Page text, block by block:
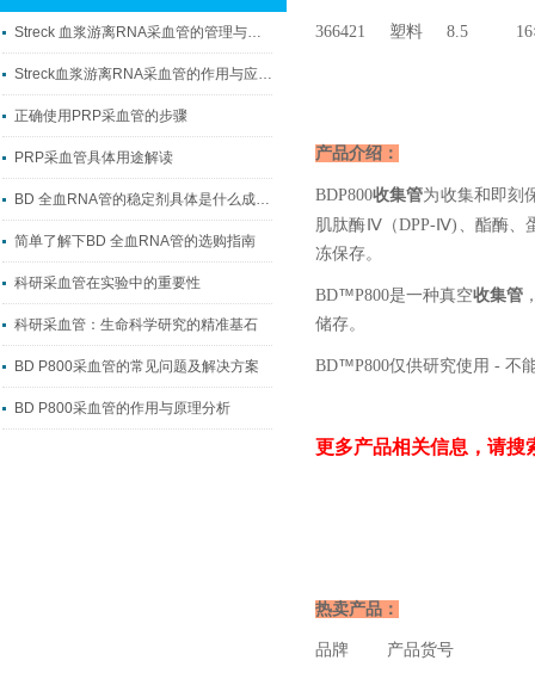
Streck 血浆游离RNA采血管的管理与使用
Streck血浆游离RNA采血管的作用与应用科普
正确使用PRP采血管的步骤
PRP采血管具体用途解读
BD 全血RNA管的稳定剂具体是什么成分？
简单了解下BD 全血RNA管的选购指南
科研采血管在实验中的重要性
科研采血管：生命科学研究的精准基石
BD P800采血管的常见问题及解决方案
BD P800采血管的作用与原理分析
366421 塑料 8.5 16
产品介绍：
BDP800收集管为收集和即刻
肌肽酶Ⅳ（DPP-Ⅳ)、酯酶、
冻保存。
BD™P800是一种真空收集管
储存。
BD™P800仅供研究使用 - 不
更多产品相关信息，请搜
热卖产品：
品牌 产